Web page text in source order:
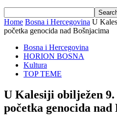
Home Bosna i Hercegovina U
početka genocida nad Bošnjacima
Bosna i Hercegovina
HORION BOSNA
Kultura
TOP TEME
U Kalesiji obilježen
početka genocida nad